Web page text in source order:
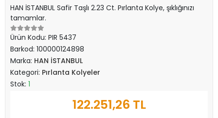
HAN İSTANBUL Safir Taşlı 2.23 Ct. Pırlanta Kolye, şıklığınızı
tamamlar.
Ürün Kodu: PIR 5437
Barkod: 100000124898
Marka: HAN İSTANBUL
Kategori: Pırlanta Kolyeler
Stok: 1
122.251,26 TL